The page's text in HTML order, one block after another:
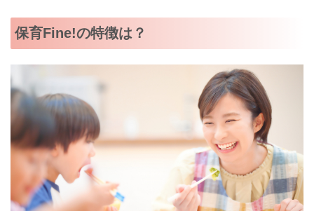
保育Fine!の特徴は？